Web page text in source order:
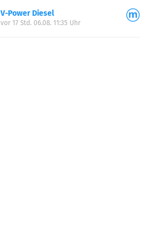
V-Power Diesel
vor 17 Std. 06.08. 11:35 Uhr